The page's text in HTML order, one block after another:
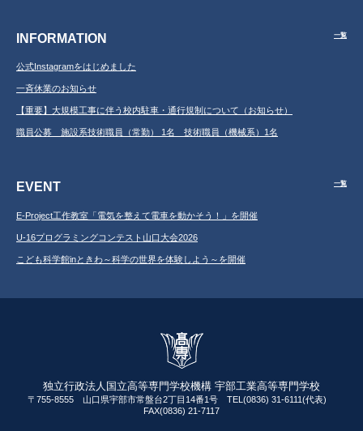
INFORMATION 一覧
公式Instagramをはじめました
一斉休業のお知らせ
【重要】大規模工事に伴う校内駐車・通行規制について（お知らせ）
職員公募 施設系技術職員（常勤） 1名 技術職員（機械系）1名
EVENT 一覧
E-Project工作教室「電気を整えて電車を動かそう！」を開催
U-16プログラミングコンテスト山口大会2026
こども科学館inときわ～科学の世界を体験しよう～を開催
独立行政法人国立高等専門学校機構 宇部工業高等専門学校
〒755-8555 山口県宇部市常盤台2丁目14番1号 TEL(0836) 31-6111(代表)
FAX(0836) 21-7117